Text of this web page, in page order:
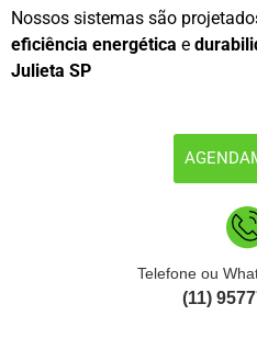
Nossos sistemas são
eficiência energética e
Julieta SP
Telefone ou
(11)